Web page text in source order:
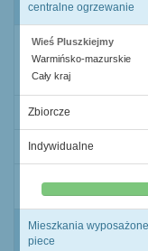
centralne ogrzewanie
Wieś Pluszkiejmy
Warmińsko-mazurskie
Cały kraj
Zbiorcze
Indywidualne
0,0%
Mieszkania
piece